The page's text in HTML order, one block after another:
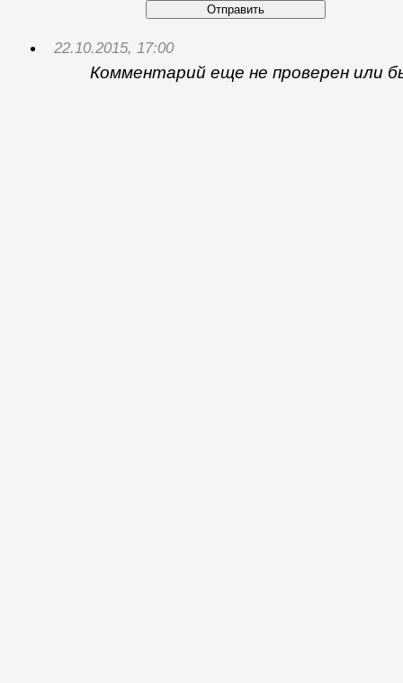
Отправить
22.10.2015, 17:00
Комментарий еще не проверен или